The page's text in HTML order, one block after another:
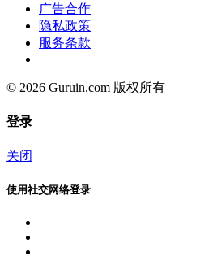
广告合作
隐私政策
服务条款
© 2026 Guruin.com 版权所有
登录
关闭
使用社交网络登录